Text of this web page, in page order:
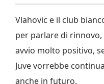
Vlahovic e il club
per parlare di rinnovo,
avvio molto positivo,
Juve vorrebbe
anche in futuro.